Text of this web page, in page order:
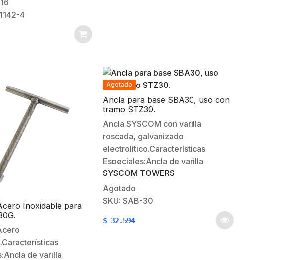
Central:
Celular
16
4
Inoxidable para
de varilla
Agotado
Ancla para base SBA30, uso con
tramo STZ30.
Ancla SYSCOM con varilla
roscada, galvanizado
electrolítico.Características
Especiales:Ancla de varilla
Roscada 3/4’Longitud de varilla
roscada: 18 cm.Longitud de
travezaño liso: 12 cm.Galvanizado
electrolítico. *Para base SBA30
SYSCOM TOWERS
Agotado
SKU: SAB-30
$ 32.594